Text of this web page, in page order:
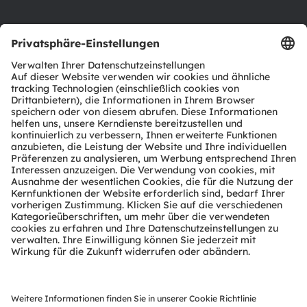
Produkt Selektor
Download Center
Tools
Kundenanfragen
Technischer Support
Partner Netzwerk
Whistleblowing
© 2026 ams-OSRAM AG. All rights reserved.
Datenschutzerklärung Nutzungsbedingungen
Terms of Trade